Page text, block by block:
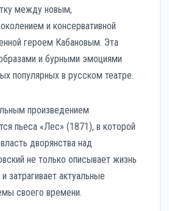
между новым,
и консервативной
героем Кабановым. Эта
и бурными эмоциями
популярных в русском театре.
произведением
пьеса «Лес» (1871), в которой
дворянства над
не только описывает жизнь
затрагивает актуальные
своего времени.